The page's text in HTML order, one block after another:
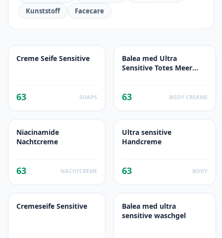
Kunststoff
Facecare
Creme Seife Sensitive
63 SOAPS
Balea med Ultra
Sensitive Totes Meer
63 BODY CREAMS
Niacinamide
Nachtcreme
63 NACHTCREME
Ultra sensitive
Handcreme
63 BODY
Cremeseife Sensitive
Balea med ultra
sensitive waschgel